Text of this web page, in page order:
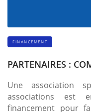
FINANCEMENT
PARTENAIRES :
Une association
associations est
financement pour